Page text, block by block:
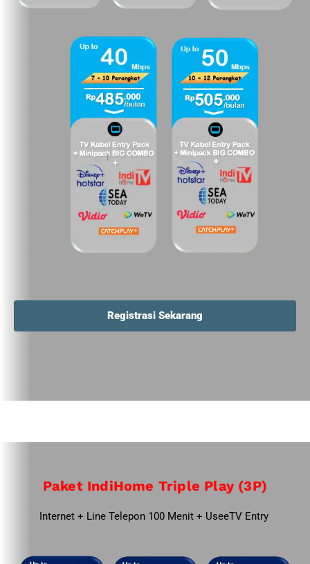
Registrasi Sekarang
Paket IndiHome Triple Play (3P)
Internet + Line Telepon 100 Menit + UseeTV Entry